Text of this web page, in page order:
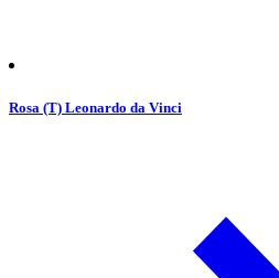
Rosa (T) Leonardo da Vinci